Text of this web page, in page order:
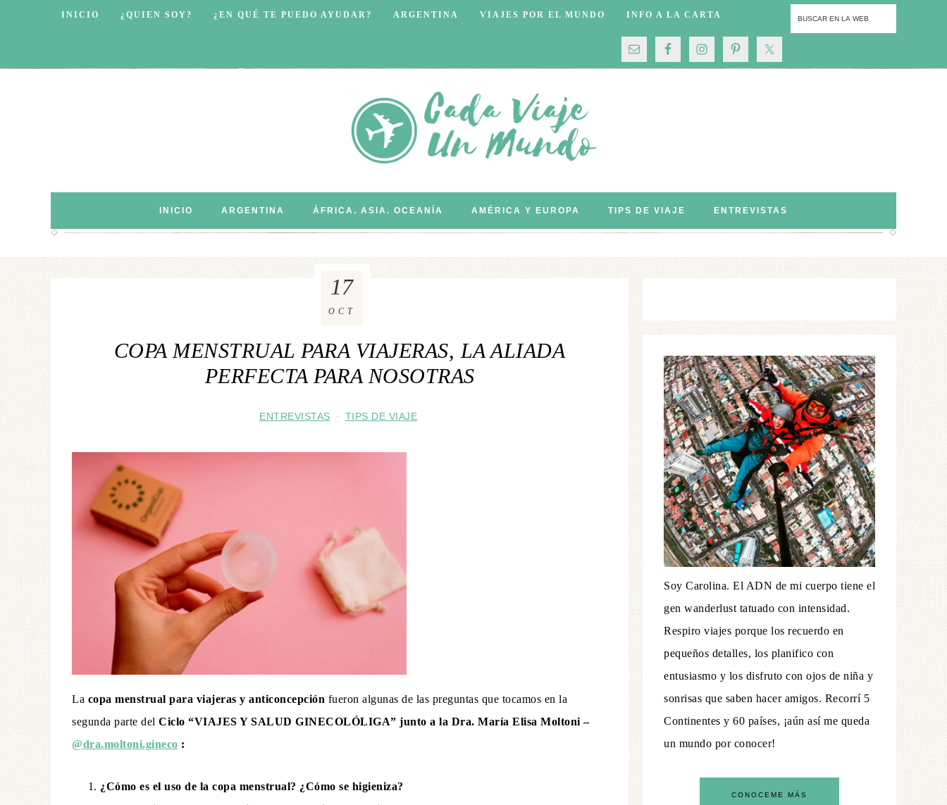
INICIO ¿QUIEN SOY? ¿EN QUÉ TE PUEDO AYUDAR? ARGENTINA VIAJES POR EL MUNDO INFO A LA CARTA
INICIO ARGENTINA ÁFRICA. ASIA. OCEANÍA AMÉRICA Y EUROPA TIPS DE VIAJE ENTREVISTAS
COPA MENSTRUAL PARA VIAJERAS, LA ALIADA
PERFECTA PARA NOSOTRAS
ENTREVISTAS · TIPS DE VIAJE
17
OCT
La copa menstrual para viajeras y anticoncepción fueron algunas de las preguntas que tocamos en la
segunda parte del Ciclo “VIAJES Y SALUD GINECOLÓLIGA” junto a la Dra. María Elisa Moltoni –
@dra.moltoni.gineco :⁣
¿Cómo es el uso de la copa menstrual? ¿Cómo se higieniza? ⁣
Soy Carolina. El ADN de mi cuerpo tiene el
gen wanderlust tatuado con intensidad.
Respiro viajes porque los recuerdo en
pequeños detalles, los planifico con
entusiasmo y los disfruto con ojos de niña y
sonrisas que saben hacer amigos. Recorrí 5
Continentes y 60 países, ¡aún así me queda
un mundo por conocer!
CONOCEME MÁS